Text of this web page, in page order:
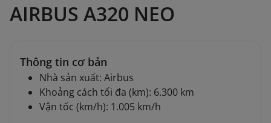
AIRBUS A320 NEO
Thông tin cơ bản
Nhà sản xuất: Airbus
Khoảng cách tối đa (km): 6.300 km
Vận tốc (km/h): 1.005 km/h